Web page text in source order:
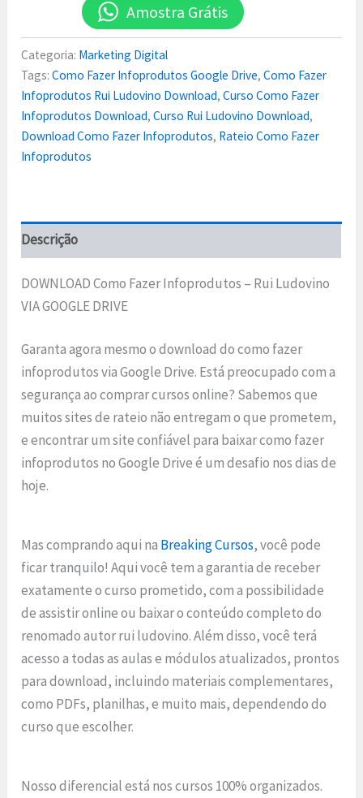
Amostra Grátis
Categoria: Marketing Digital
Tags:Como Fazer Infoprodutos Google Drive,Como Fazer
Infoprodutos Rui Ludovino Download,Curso Como Fazer
Infoprodutos Download,Curso Rui Ludovino Download,
Download Como Fazer Infoprodutos, Rateio Como Fazer
Infoprodutos
Descrição
DOWNLOAD Como Fazer Infoprodutos – Rui Ludovino
VIA GOOGLE DRIVE
Garanta agora mesmo o download do como fazer
infoprodutos via Google Drive. Está preocupado com a
segurança ao comprar cursos online? Sabemos que
muitos sites de rateio não entregam o que prometem,
e encontrar um site confiável para baixar como fazer
infoprodutos no Google Drive é um desafio nos dias de
hoje.
Mas comprando aqui na Breaking Cursos, você pode
ficar tranquilo! Aqui você tem a garantia de receber
exatamente o curso prometido, com a possibilidade
de assistir online ou baixar o conteúdo completo do
renomado autor rui ludovino. Além disso, você terá
acesso a todas as aulas e módulos atualizados, prontos
para download, incluindo materiais complementares,
como PDFs, planilhas, e muito mais, dependendo do
curso que escolher.
Nosso diferencial está nos cursos 100% organizados.